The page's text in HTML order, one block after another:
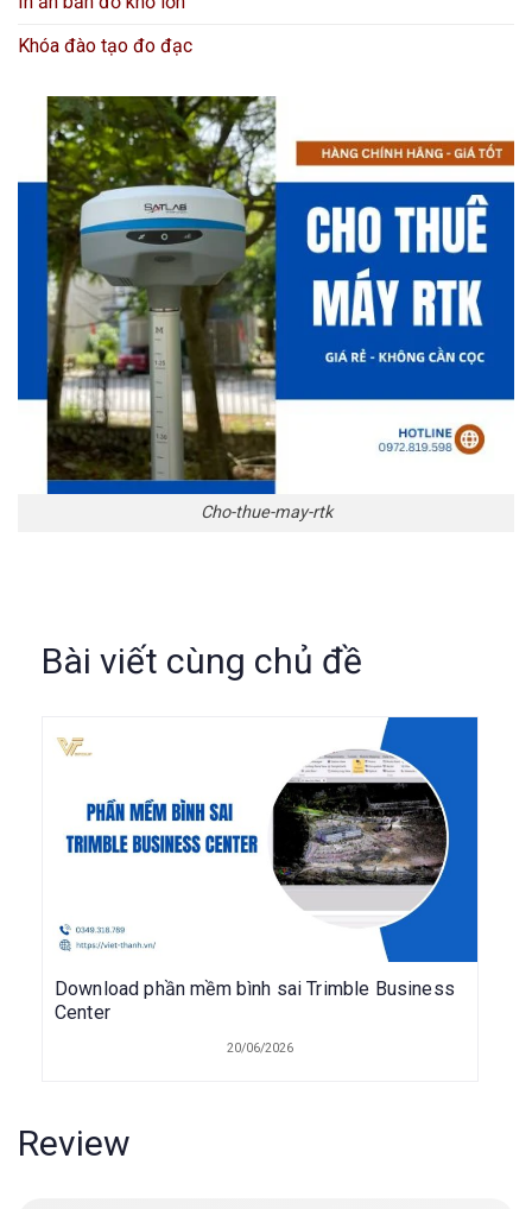
Khóa đào tạo đo đạc
Cho-thue-may-rtk
Bài viết cùng chủ đề
Download phần mềm bình sai Trimble Business
Center
20/06/2026
Review